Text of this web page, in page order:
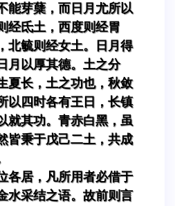
能芽蘖，而日月尤所以
经氐土，西度则经胃
北毓则经女土。日月得
月以厚其德。土之分
夏长，土之功也，秋敛
以四时各有王日，长镇
就其功。青赤白黑，虽
皆秉于戊己二土，共成
各居，凡所用者必借于
水采结之语。故前则言